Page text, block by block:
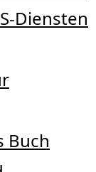
Diensten
Buch